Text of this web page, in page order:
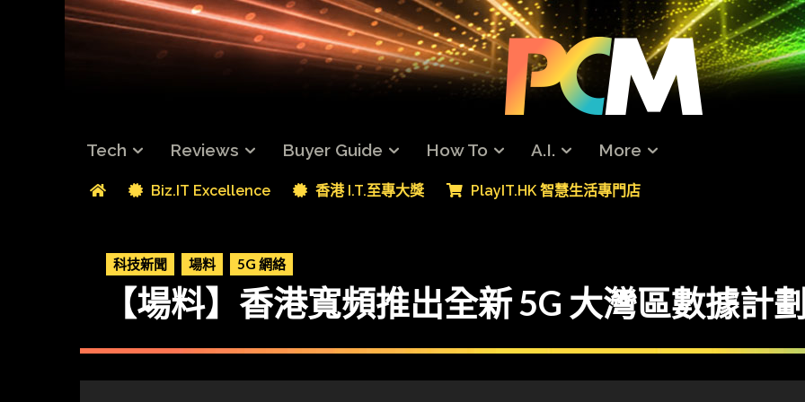
Tech Reviews Buyer Guide How To A.I. More
Biz.IT Excellence 香港 I.T.至專大獎 PlayIT.HK 智慧生活專門店
科技新聞 場料 5G 網絡
【場料】香港寬頻推出全新 5G 大灣區數據計